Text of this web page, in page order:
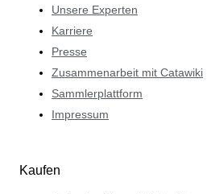
Unsere Experten
Karriere
Presse
Zusammenarbeit mit Catawiki
Sammlerplattform
Impressum
Kaufen